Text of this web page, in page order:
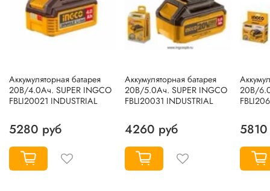
Аккумуляторная батарея
20В/4.0Ач. SUPER INGCO
FBLI20021 INDUSTRIAL
5280 руб
Аккумуляторная батарея
20В/5.0Ач. SUPER INGCO
FBLI20031 INDUSTRIAL
4260 руб
20В/